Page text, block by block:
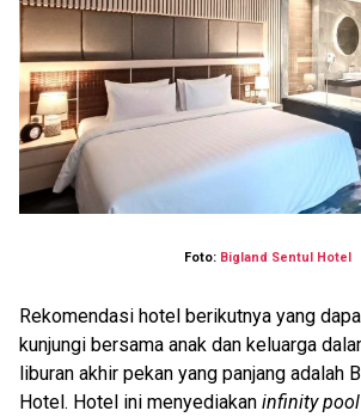
Foto: Bigland Sentul Hotel
Rekomendasi hotel berikutnya yang
kunjungi bersama anak dan keluarga
liburan akhir pekan yang panjang adalah
Hotel. Hotel ini menyediakan infinity pool